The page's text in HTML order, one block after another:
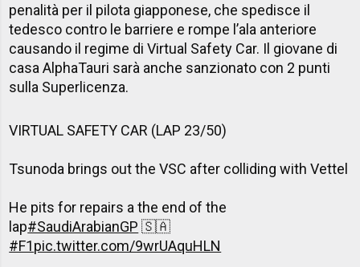
penalità per il pilota giapponese, che spedisce il
tedesco contro le barriere e rompe l’ala anteriore
causando il regime di Virtual Safety Car. Il giovane di
casa AlphaTauri sarà anche sanzionato con 2 punti
sulla Superlicenza.
VIRTUAL SAFETY CAR (LAP 23/50)
Tsunoda brings out the VSC after colliding with Vettel
He pits for repairs a the end of the
lap#SaudiArabianGP 🇸🇦
#F1pic.twitter.com/9wrUAquHLN